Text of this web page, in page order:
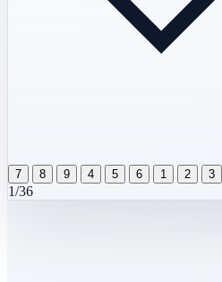
7 8 9 4 5 6 1 2 3
1/36